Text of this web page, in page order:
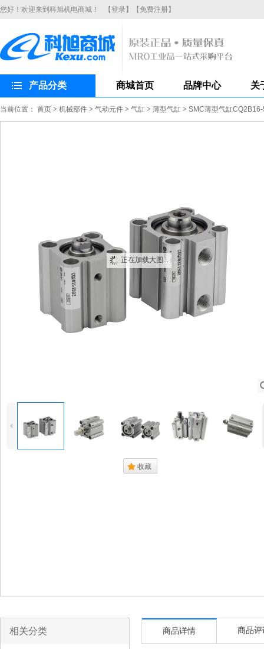
您好！欢迎来到科旭机电商城！ 【登录】 【免费注册】
产品分类 商城首页 品牌中心 关
当前位置： 首页 > 机械部件 > 气动元件 > 气缸 > 薄型气缸 > SMC薄型气缸
正在加载大图...
4
. 收藏
相关分类 商品详情 商品评